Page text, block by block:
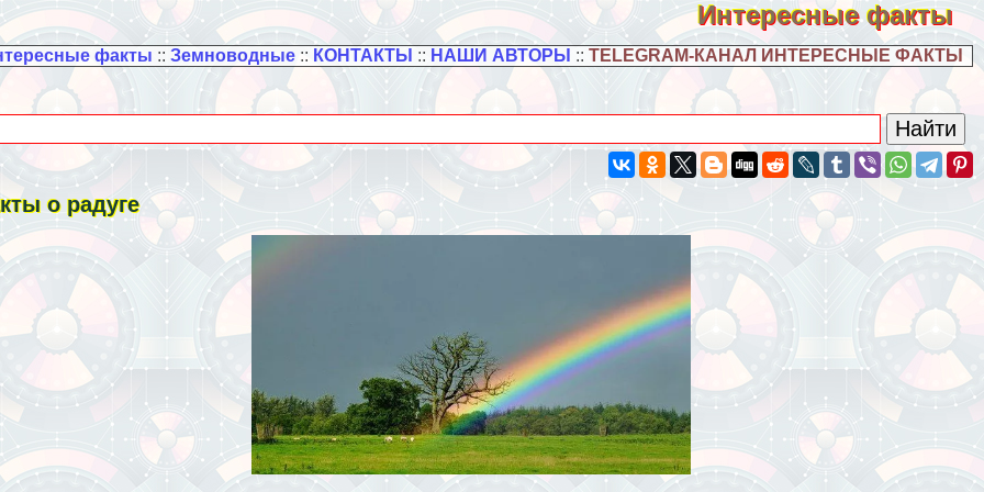
Интересные факты
факты :: Земноводные:: КОНТАКТЫ :: НАШИ АВТОРЫ :: TELEGRAM-КАНАЛ ИНТЕРЕСНЫЕ ФАКТЫ
о радуге